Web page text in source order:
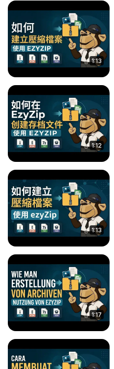
1:13
1:12
1:13
1:17